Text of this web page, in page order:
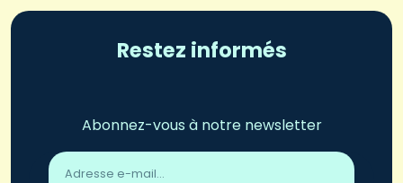
Restez informés
Abonnez-vous à notre newsletter
Adresse
email